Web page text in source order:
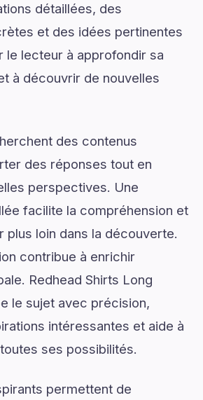
détaillées, des
et des idées pertinentes
le lecteur à approfondir sa
à découvrir de nouvelles
des contenus
des réponses tout en
perspectives. Une
facilite la compréhension et
plus loin dans la découverte.
contribue à enrichir
Redhead Shirts Long
le sujet avec précision,
intéressantes et aide à
ses possibilités.
permettent de